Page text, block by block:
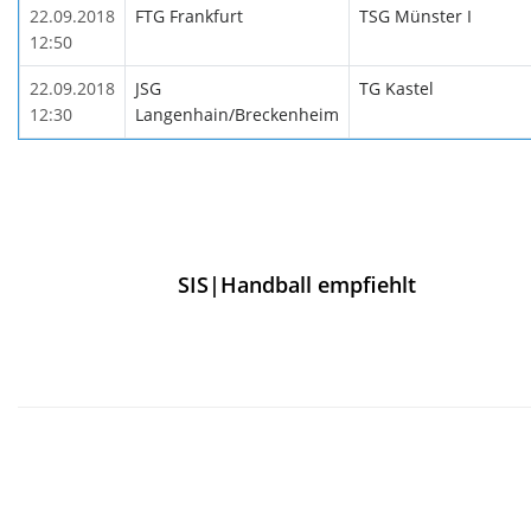
22.09.2018
12:50
FTG Frankfurt TSG Münster I
22.09.2018
12:30
JSG
Langenhain/Breckenheim
TG Kastel
SIS|Handball empfiehlt